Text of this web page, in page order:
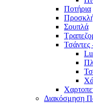
Ποτήρια
Σουπλά
Τσάντες
Διακόσμηση